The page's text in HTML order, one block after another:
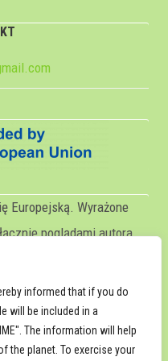
informed that if you do
will be included in a
The information will help
the planet. To exercise your
Europejską. Wyrażone
poglądami autora
poglądy Unii
Español para la
(SEPIE). Ani Unia
ponoszą za nie